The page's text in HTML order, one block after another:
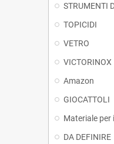
STRUMENTI
TOPICIDI
VETRO
VICTORINOX
Amazon
GIOCATTOLI
Materiale
DA DEFINIRE